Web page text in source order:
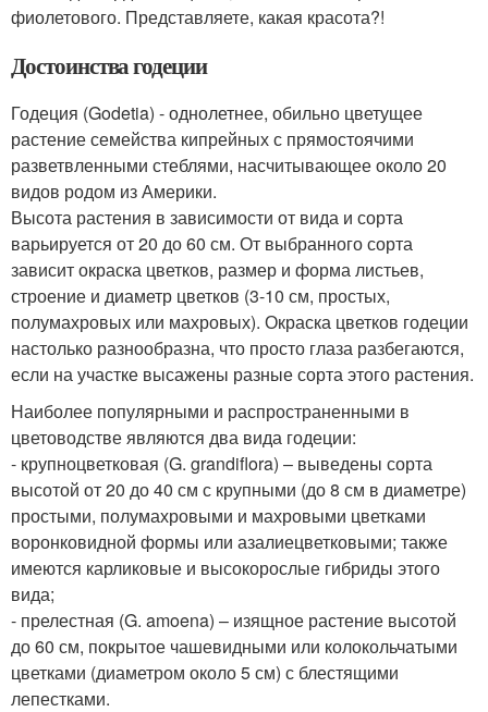
фиолетового. Представляете, какая красота?!
Достоинства годеции
Годеция (Godetia) - однолетнее, обильно цветущее
растение семейства кипрейных с прямостоячими
разветвленными стеблями, насчитывающее около 20
видов родом из Америки.
Высота растения в зависимости от вида и сорта
варьируется от 20 до 60 см. От выбранного сорта
зависит окраска цветков, размер и форма листьев,
строение и диаметр цветков (3-10 см, простых,
полумахровых или махровых). Окраска цветков годеции
настолько разнообразна, что просто глаза разбегаются,
если на участке высажены разные сорта этого растения.
Наиболее популярными и распространенными в
цветоводстве являются два вида годеции:
- крупноцветковая (G. grandiflora) – выведены сорта
высотой от 20 до 40 см с крупными (до 8 см в диаметре)
простыми, полумахровыми и махровыми цветками
воронковидной формы или азалиецветковыми; также
имеются карликовые и высокорослые гибриды этого
вида;
- прелестная (G. amoena) – изящное растение высотой
до 60 см, покрытое чашевидными или колокольчатыми
цветками (диаметром около 5 см) с блестящими
лепестками.